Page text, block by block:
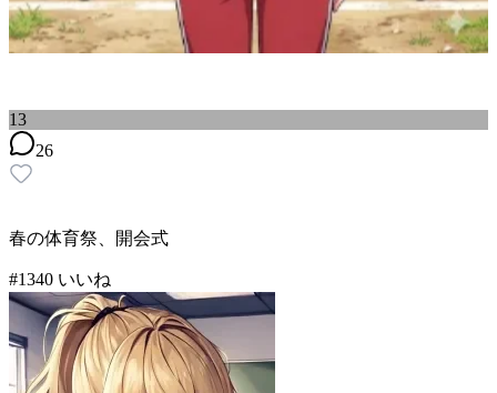
13
26
春の体育祭、開会式
#1340 いいね